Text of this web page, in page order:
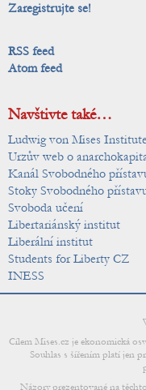
Zaregistrujte se!
RSS feed
Atom feed
Navštivte také…
Ludwig von Mises Institute
Urzův web o
Kanál Svobodného
Stoky Svobodného
Svoboda učení
Libertariánský institut
Liberální institut
Students for Liberty CZ
INESS
Cílem Mises.cz je ekonomická
Souhlas s šířením platí jen
Názory prezentované na